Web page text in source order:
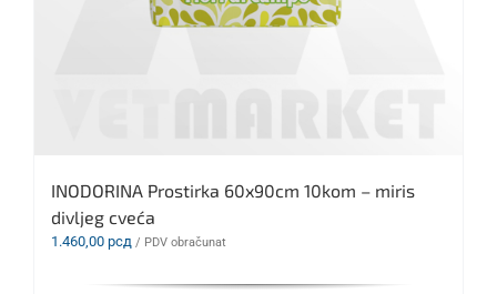
INODORINA Prostirka 60x90cm 10kom – miris
divljeg cveća
1.460,00 рсд / PDV obračunat